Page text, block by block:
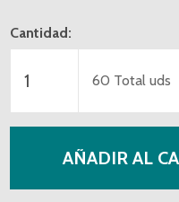
desde 1 unidad de
desde 10 unidades de
Cantidad:
60 Total uds
AÑADIR AL